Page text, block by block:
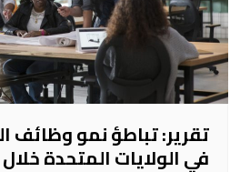
تقرير: تباطؤ نمو وظائف
في الولايات المتحدة